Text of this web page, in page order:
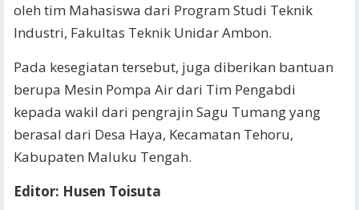
oleh tim Mahasiswa dari Program Studi Teknik
Industri, Fakultas Teknik Unidar Ambon.
Pada kesegiatan tersebut, juga diberikan bantuan
berupa Mesin Pompa Air dari Tim Pengabdi
kepada wakil dari pengrajin Sagu Tumang yang
berasal dari Desa Haya, Kecamatan Tehoru,
Kabupaten Maluku Tengah.
Editor: Husen Toisuta